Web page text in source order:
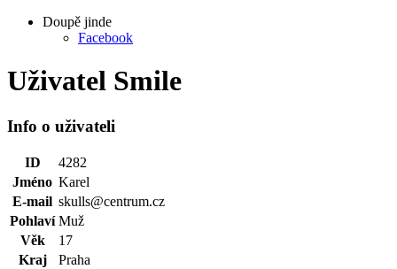
Doupě jinde
Facebook
Uživatel Smile
Info o uživateli
ID
4282
Jméno Karel
E-mail skulls@centrum.cz
Pohlaví Muž
Věk
17
Kraj
Praha